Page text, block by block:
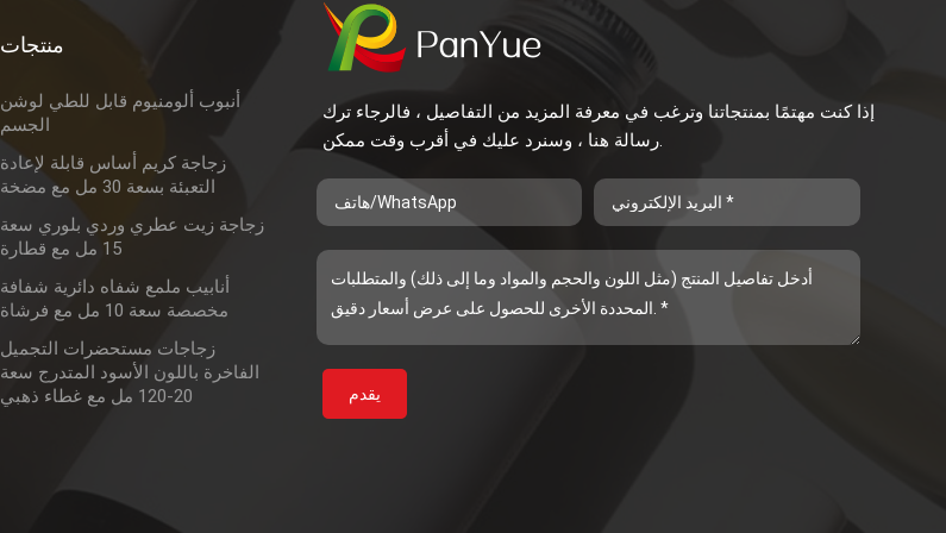
منتجات
أنبوب ألومنيوم قابل للطي لوشن
الجسم
زجاجة كريم أساس قابلة لإعادة
التعبئة بسعة 30 مل مع مضخة
زجاجة زيت عطري وردي بلوري سعة
15 مل مع قطارة
أنابيب ملمع شفاه دائرية شفافة
مخصصة سعة 10 مل مع فرشاة
زجاجات مستحضرات التجميل
الفاخرة باللون الأسود المتدرج سعة
20-120 مل مع غطاء ذهبي
إذا كنت مهتمًا بمنتجاتنا وترغب في معرفة المزيد من التفاصيل ، فالرجاء ترك
رسالة هنا ، وسنرد عليك في أقرب وقت ممكن.